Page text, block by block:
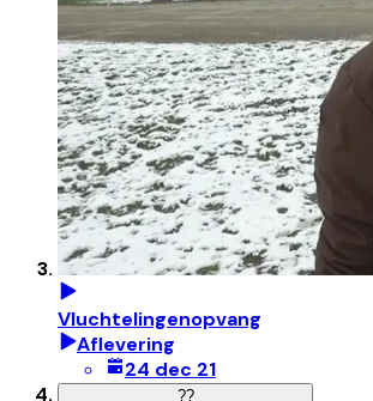
Vluchtelingenopvang
Aflevering
24 dec 21
??